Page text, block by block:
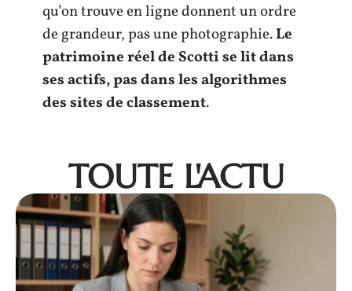
qu’on trouve en ligne donnent un ordre
de grandeur, pas une photographie.Le
patrimoine réel de Scotti se lit dans
ses actifs, pas dans les algorithmes
des sites de classement.
TOUTE L'ACTU